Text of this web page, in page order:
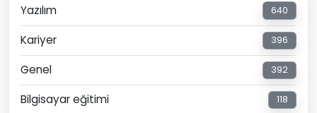
Yazılım 640
Kariyer 396
Genel 392
Bilgisayar eğitimi 118